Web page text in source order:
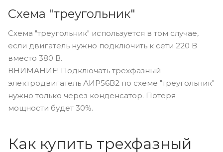
Схема "треугольник"
Схема "треугольник" используется в том случае,
если двигатель нужно подключить к сети 220 В
вместо 380 В.
ВНИМАНИЕ! Подключать трехфазный
электродвигатель АИР56В2 по схеме "треугольник"
нужно только через конденсатор. Потеря
мощности будет 30%.
Как купить трехфазный